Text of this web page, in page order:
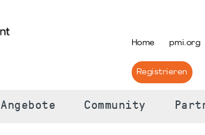
Home pmi.org
Registrieren
Angebote Community